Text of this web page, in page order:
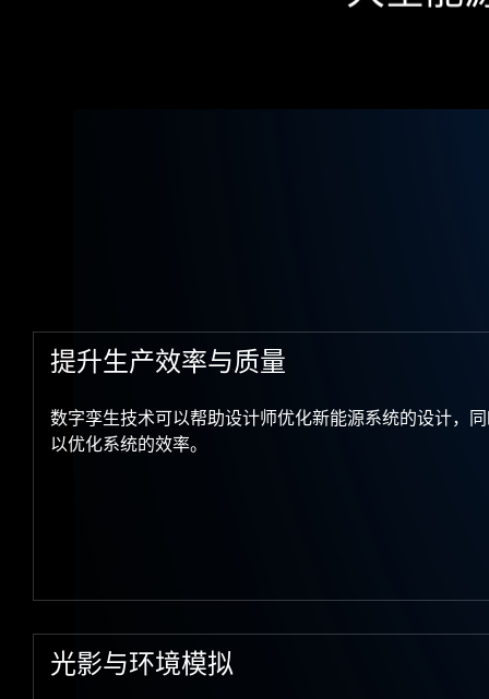
提升生产效率与质量
数字孪生技术可以帮助设计师优化新能源系统的设计，
以优化系统的效率。
光影与环境模拟